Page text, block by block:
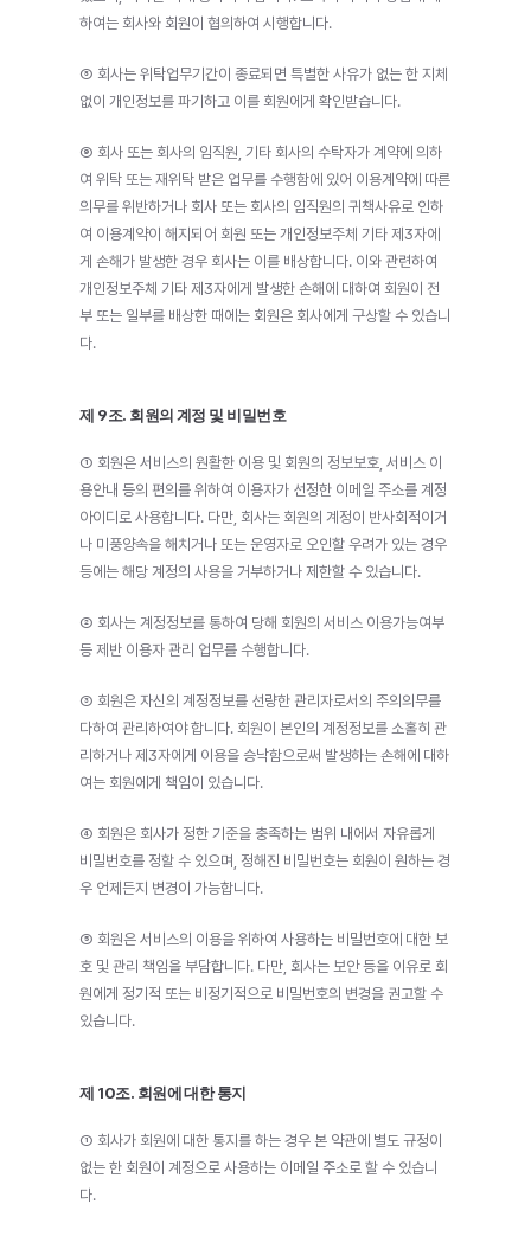
하여는 회사와 회원이 협의하여 시행합니다.
⑧ 회사는 위탁업무기간이 종료되면 특별한 사유가 없는 한 지체
없이 개인정보를 파기하고 이를 회원에게 확인받습니다.
⑨ 회사 또는 회사의 임직원, 기타 회사의 수탁자가 계약에 의하
여 위탁 또는 재위탁 받은 업무를 수행함에 있어 이용계약에 따른
의무를 위반하거나 회사 또는 회사의 임직원의 귀책사유로 인하
여 이용계약이 해지되어 회원 또는 개인정보주체 기타 제3자에
게 손해가 발생한 경우 회사는 이를 배상합니다. 이와 관련하여
개인정보주체 기타 제3자에게 발생한 손해에 대하여 회원이 전
부 또는 일부를 배상한 때에는 회원은 회사에게 구상할 수 있습니
다.
제 9조. 회원의 계정 및 비밀번호
① 회원은 서비스의 원활한 이용 및 회원의 정보보호, 서비스 이
용안내 등의 편의를 위하여 이용자가 선정한 이메일 주소를 계정
아이디로 사용합니다. 다만, 회사는 회원의 계정이 반사회적이거
나 미풍양속을 해치거나 또는 운영자로 오인할 우려가 있는 경우
등에는 해당 계정의 사용을 거부하거나 제한할 수 있습니다.
② 회사는 계정정보를 통하여 당해 회원의 서비스 이용가능여부
등 제반 이용자 관리 업무를 수행합니다.
③ 회원은 자신의 계정정보를 선량한 관리자로서의 주의의무를
다하여 관리하여야 합니다. 회원이 본인의 계정정보를 소홀히 관
리하거나 제3자에게 이용을 승낙함으로써 발생하는 손해에 대하
여는 회원에게 책임이 있습니다.
④ 회원은 회사가 정한 기준을 충족하는 범위 내에서 자유롭게
비밀번호를 정할 수 있으며, 정해진 비밀번호는 회원이 원하는 경
우 언제든지 변경이 가능합니다.
⑤ 회원은 서비스의 이용을 위하여 사용하는 비밀번호에 대한 보
호 및 관리 책임을 부담합니다. 다만, 회사는 보안 등을 이유로 회
원에게 정기적 또는 비정기적으로 비밀번호의 변경을 권고할 수
있습니다.
제 10조. 회원에 대한 통지
① 회사가 회원에 대한 통지를 하는 경우 본 약관에 별도 규정이
없는 한 회원이 계정으로 사용하는 이메일 주소로 할 수 있습니
다.